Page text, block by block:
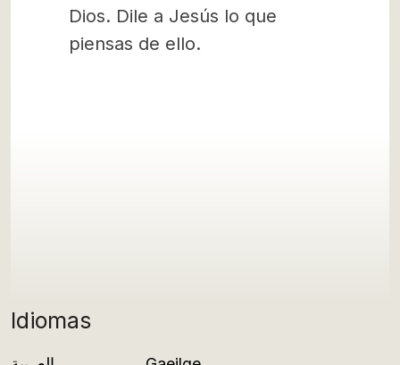
Idiomas
Dios. Dile a Jesús lo que
piensas de ello.